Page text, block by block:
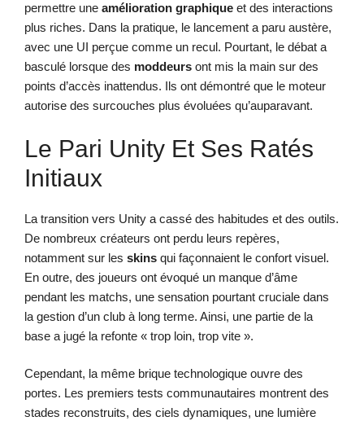
permettre une amélioration graphique et des interactions
plus riches. Dans la pratique, le lancement a paru austère,
avec une UI perçue comme un recul. Pourtant, le débat a
basculé lorsque des moddeurs ont mis la main sur des
points d’accès inattendus. Ils ont démontré que le moteur
autorise des surcouches plus évoluées qu’auparavant.
Le Pari Unity Et Ses Ratés
Initiaux
La transition vers Unity a cassé des habitudes et des outils.
De nombreux créateurs ont perdu leurs repères,
notamment sur les skins qui façonnaient le confort visuel.
En outre, des joueurs ont évoqué un manque d’âme
pendant les matchs, une sensation pourtant cruciale dans
la gestion d’un club à long terme. Ainsi, une partie de la
base a jugé la refonte « trop loin, trop vite ».
Cependant, la même brique technologique ouvre des
portes. Les premiers tests communautaires montrent des
stades reconstruits, des ciels dynamiques, une lumière